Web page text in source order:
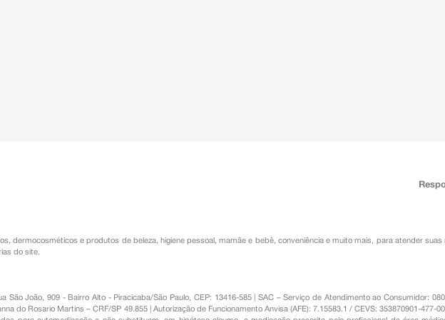
,dermocosméticos e produtos de beleza, higiene pessoal ,mamãe e bebê, conveniênciae muito mais, para atender suas
do site.
São João, 909 - Bairro Alto - Piracicaba/São Paulo, CEP: 13416-585 | SAC – Serviço de Atendimento ao Consumidor:
do Rosario Martins – CRF/SP 49.855 | Autorização de Funcionamento Anvisa (AFE): 7.15583.1 / CEVS: 353870901-477-